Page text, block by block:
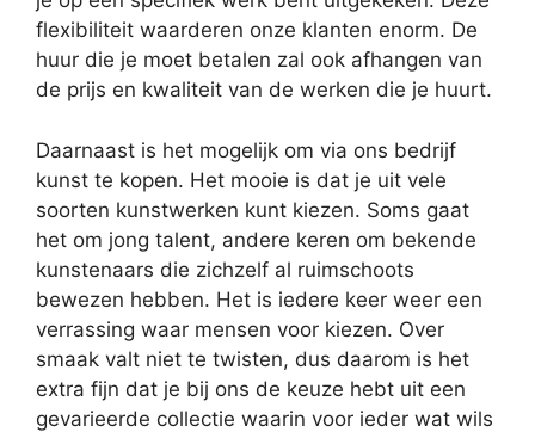
flexibiliteit waarderen onze klanten enorm. De
huur die je moet betalen zal ook afhangen van
de prijs en kwaliteit van de werken die je huurt.
Daarnaast is het mogelijk om via ons bedrijf
kunst te kopen. Het mooie is dat je uit vele
soorten kunstwerken kunt kiezen. Soms gaat
het om jong talent, andere keren om bekende
kunstenaars die zichzelf al ruimschoots
bewezen hebben. Het is iedere keer weer een
verrassing waar mensen voor kiezen. Over
smaak valt niet te twisten, dus daarom is het
extra fijn dat je bij ons de keuze hebt uit een
gevarieerde collectie waarin voor ieder wat wils